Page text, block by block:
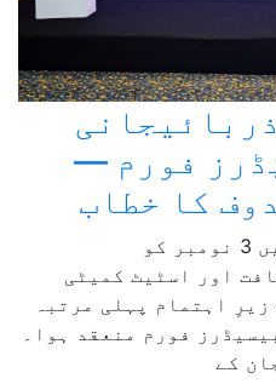
فورم —
کا خطاب
ترکیہ کے شہر انطالیہ میں 3 نومبر کو
اور اسٹیٹ کمیٹی
اہتمام پہلی مرتبہ
فورم منعقد ہوا۔
کے